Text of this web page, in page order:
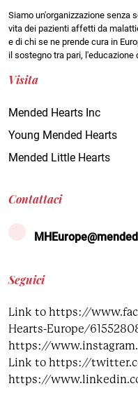
ATTR-CM
Cardiomiopatia
Colesterolo
Malattia renale cronica
Terapia genica
Insufficienza cardiaca
Cardiomiopatia ipertrofica
Ictus
Prevenzione ricorrente e
Dissezione aortica
Cancro
Arresto cardiaco
Colesterolo
Malattia renale cronica
Infarto
Insufficienza cardiaca
Cardiomiopatia ipertrofica
Lp(a)
Ictus ricorrente
Siamo un'organizzazione senza
vita dei pazienti affetti da
e di chi se ne prende cura in
il sostegno tra pari,
Visita
Mended Hearts Inc
Young Mended Hearts
Mended Little Hearts
Contattaci
Seguici
Link to https://
Hearts-Europe/
https://
Link to https://
https://